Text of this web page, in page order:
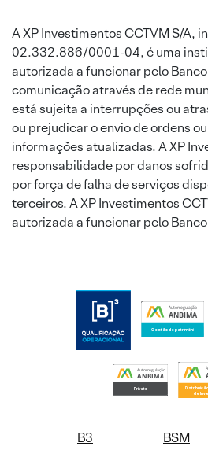
A XP Investimentos CCTVM S/A,
02.332.886/0001-04, é uma
autorizada a funcionar pelo
comunicação através de rede
está sujeita a interrupções ou
ou prejudicar o envio de ordens
informações atualizadas. A XP
responsabilidade por danos
por força de falha de serviços
terceiros. A XP Investimentos
autorizada a funcionar pelo
B3 BSM